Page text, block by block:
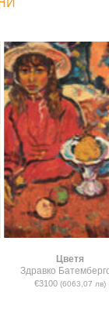
Цветя
Здравко
€3100(6063,07 лв)